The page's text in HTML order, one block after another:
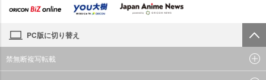
PC版に切り替え
禁無断複写転載